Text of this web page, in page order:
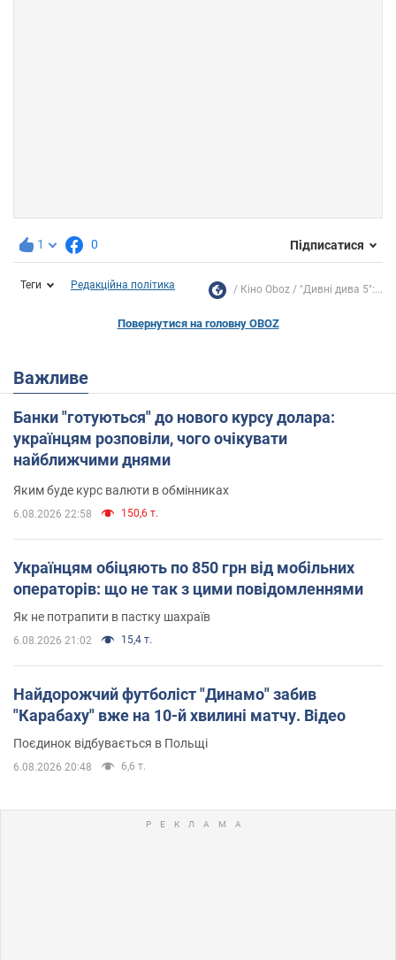
1 0 Підписатися
Теги Редакційна політика Кіно Oboz "Дивні дива 5":...
Повернутися на головну OBOZ
Важливе
Банки "готуються" до нового курсу долара:
українцям розповіли, чого очікувати
найближчими днями
Яким буде курс валюти в обмінниках
6.08.2026 22:58 150,6 т.
Українцям обіцяють по 850 грн від мобільних
операторів: що не так з цими повідомленнями
Як не потрапити в пастку шахраїв
6.08.2026 21:02 15,4 т.
Найдорожчий футболіст "Динамо" забив
"Карабаху" вже на 10-й хвилині матчу. Відео
Поєдинок відбувається в Польщі
6.08.2026 20:48 6,6 т.